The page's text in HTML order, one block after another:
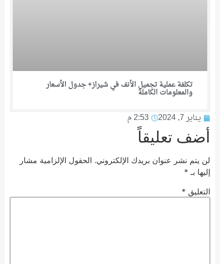
تكلفة عملية تجميل الأنف في شيراز+ جدول الأسعار
والمعلومات الكاملة
يناير 7, 2024 2:53 م
أضف تعليقاً
لن يتم نشر عنوان بريدك الإلكتروني. الحقول الإلزامية مشار
إليها بـ *
التعليق*